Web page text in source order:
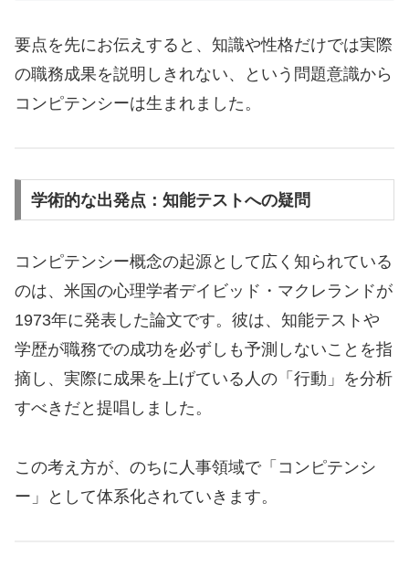
要点を先にお伝えすると、知識や性格だけでは実際
の職務成果を説明しきれない、という問題意識から
コンピテンシーは生まれました。
学術的な出発点：知能テストへの疑問
コンピテンシー概念の起源として広く知られている
のは、米国の心理学者デイビッド・マクレランドが
1973年に発表した論文です。彼は、知能テストや
学歴が職務での成功を必ずしも予測しないことを指
摘し、実際に成果を上げている人の「行動」を分析
すべきだと提唱しました。
この考え方が、のちに人事領域で「コンピテンシ
ー」として体系化されていきます。